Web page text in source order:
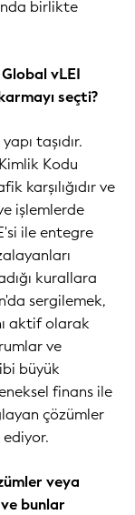
birlikte
vLEI
seçti?
taşıdır.
Kodu
karşılığıdır ve
işlemlerde
ile entegre
kurallara
sergilemek,
aktif olarak
ve
büyük
finans ile
çözümler
veya
bunlar